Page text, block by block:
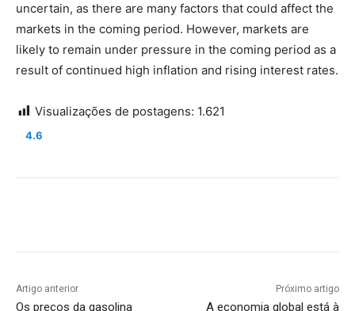
uncertain, as there are many factors that could affect the
markets in the coming period. However, markets are
likely to remain under pressure in the coming period as a
result of continued high inflation and rising interest rates.
Visualizações de postagens: 1.621
4.6
Artigo anterior
Os preços da gasolina
Próximo artigo
A economia global está à